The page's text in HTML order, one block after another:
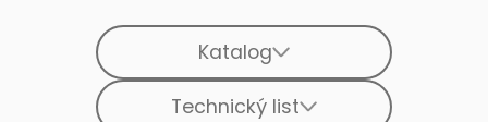
Katalog
Technický list